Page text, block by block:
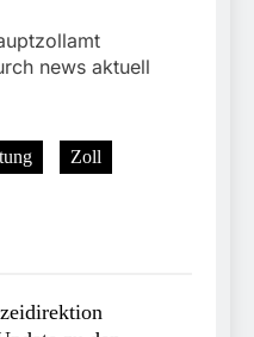
news aktuell
Zoll